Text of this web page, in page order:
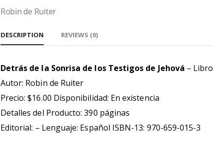
Robin de Ruiter
DESCRIPTION REVIEWS (0)
Detrás de la Sonrisa de los Testigos de Jehová – Libro
Autor: Robin de Ruiter
Precio: $16.00 Disponibilidad: En existencia
Detalles del Producto: 390 páginas
Editorial: – Lenguaje: Español ISBN-13: 970-659-015-3